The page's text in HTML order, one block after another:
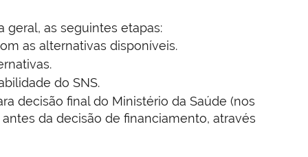
as seguintes etapas:
as alternativas disponíveis.
do SNS.
decisão final do Ministério da Saúde (nos
da decisão de financiamento, através